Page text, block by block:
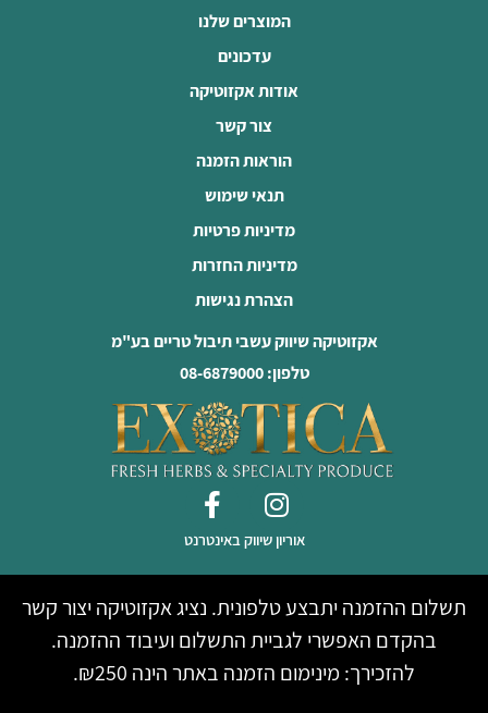
המוצרים שלנו
עדכונים
אודות אקזוטיקה
צור קשר
הוראות הזמנה
תנאי שימוש
מדיניות פרטיות
מדיניות החזרות
הצהרת נגישות
אקזוטיקה שיווק עשבי תיבול טריים בע"מ
טלפון: 08-6879000
אוריון שיווק באינטרנט
תשלום ההזמנה יתבצע טלפונית. נציג אקזוטיקה יצור קשר
בהקדם האפשרי לגביית התשלום ועיבוד ההזמנה.
להזכירך: מינימום הזמנה באתר הינה ₪250.